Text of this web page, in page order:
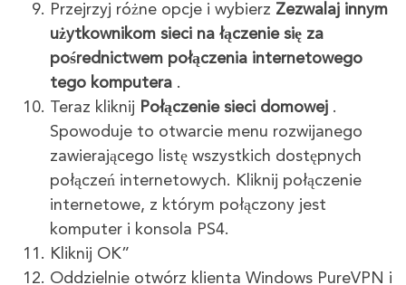
Przejrzyj różne opcje i wybierz Zezwalaj innym
użytkownikom sieci na łączenie się za
pośrednictwem połączenia internetowego
tego komputera .
Teraz kliknij Połączenie sieci domowej .
Spowoduje to otwarcie menu rozwijanego
zawierającego listę wszystkich dostępnych
połączeń internetowych. Kliknij połączenie
internetowe, z którym połączony jest
komputer i konsola PS4.
Kliknij OK”
Oddzielnie otwórz klienta Windows PureVPN i